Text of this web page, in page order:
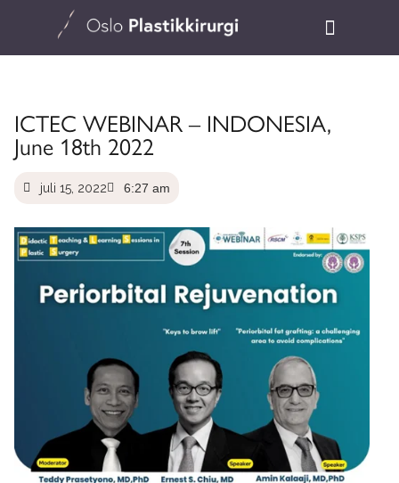
ICTEC WEBINAR – INDONESIA,
June 18th 2022
juli 15, 2022 6:27 am